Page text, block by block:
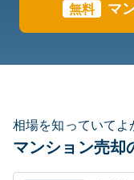
無料 マ
相場を知っていてよ
マンション売却